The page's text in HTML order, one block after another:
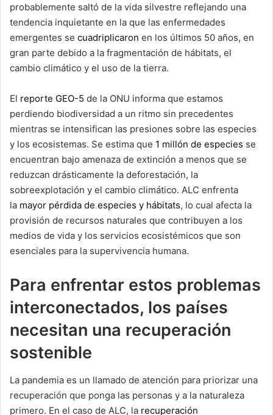
probablemente saltó de la vida silvestre reflejando una
tendencia inquietante en la que las enfermedades
emergentes se cuadriplicaron en los últimos 50 años, en
gran parte debido a la fragmentación de hábitats, el
cambio climático y el uso de la tierra.
El reporte GEO-5 de la ONU informa que estamos
perdiendo biodiversidad a un ritmo sin precedentes
mientras se intensifican las presiones sobre las especies
y los ecosistemas. Se estima que 1 millón de especies se
encuentran bajo amenaza de extinción a menos que se
reduzcan drásticamente la deforestación, la
sobreexplotación y el cambio climático. ALC enfrenta
la mayor pérdida de especies y hábitats, lo cual afecta la
provisión de recursos naturales que contribuyen a los
medios de vida y los servicios ecosistémicos que son
esenciales para la supervivencia humana.
Para enfrentar estos problemas
interconectados, los países
necesitan una recuperación
sostenible
La pandemia es un llamado de atención para priorizar una
recuperación que ponga las personas y a la naturaleza
primero. En el caso de ALC, la recuperación